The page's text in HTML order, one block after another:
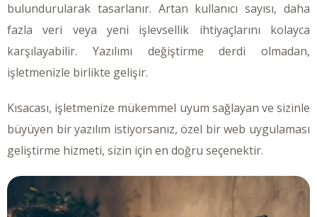
bulundurularak tasarlanır. Artan kullanıcı sayısı, daha
fazla veri veya yeni işlevsellik ihtiyaçlarını kolayca
karşılayabilir. Yazılımı değiştirme derdi olmadan,
işletmenizle birlikte gelişir.
Kısacası, işletmenize mükemmel uyum sağlayan ve sizinle
büyüyen bir yazılım istiyorsanız, özel bir web uygulaması
geliştirme hizmeti, sizin için en doğru seçenektir.